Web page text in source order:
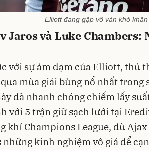
Elliott đang gặp vô vàn khó khăn
Jaros và Luke Chambers:
với sự ảm đạm của Elliott, thủ
mùa giải bùng nổ nhất trong
đã nhanh chóng chiếm lấy
với 5 trận giữ sạch lưới tại
khí Champions League, dù
những kinh nghiệm vô giá để